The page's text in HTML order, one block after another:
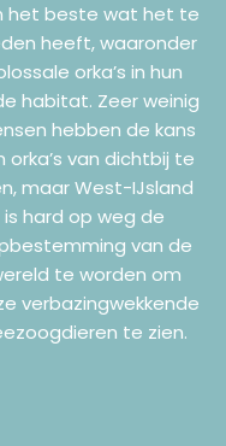
het beste wat het te
heeft, waaronder
orka’s in hun
habitat. Zeer weinig
hebben de kans
orka’s van dichtbij te
maar West-IJsland
is hard op weg de
van de
te worden om
verbazingwekkende
te zien.